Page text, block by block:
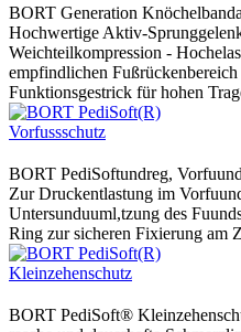
BORT Generation
Hochwertige Aktiv-
Weichteilkompression -
empfindlichen
Funktionsgestrick für hohen
BORT PediSoftundreg,
Zur Druckentlastung im
Untersunduuml,tzung des
Ring zur sicheren Fixierung am
BORT PediSoft®